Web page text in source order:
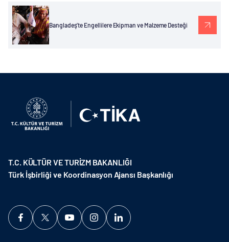
Bangladeş’te Engellilere Ekipman ve Malzeme Desteği
T.C. KÜLTÜR VE TURİZM BAKANLIĞI
Türk İşbirliği ve Koordinasyon Ajansı Başkanlığı